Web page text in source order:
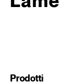
Prodotti